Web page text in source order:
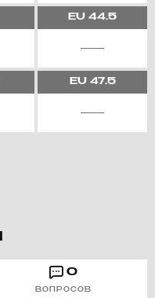
EU 44.5
EU47.5
0
ВОПРОСОВ